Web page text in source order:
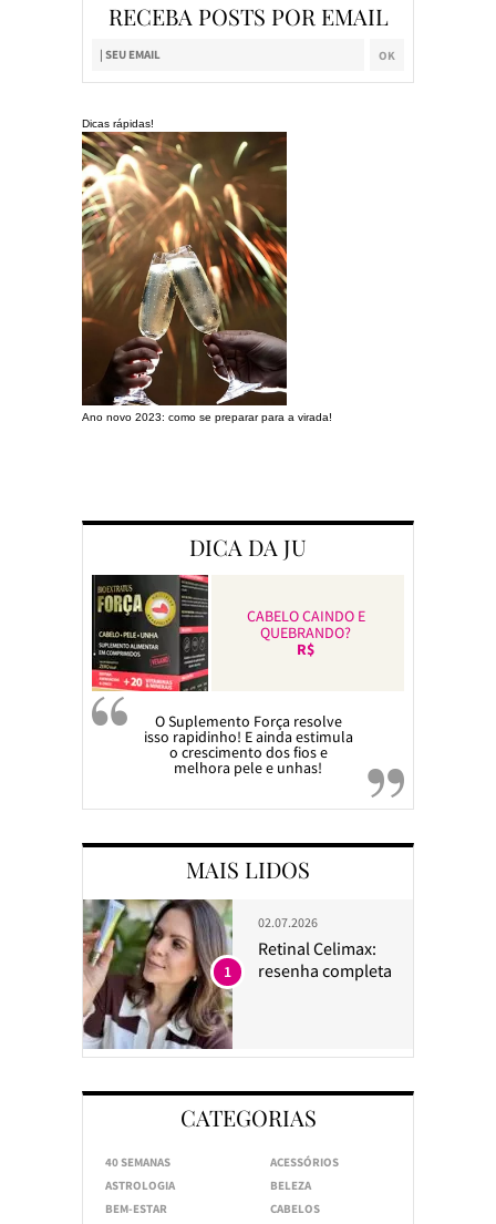
RECEBA POSTS POR EMAIL
Dicas rápidas!
Ano novo 2023: como se preparar para a virada!
DICA DA JU
CABELO CAINDO E
QUEBRANDO?
R$
O Suplemento Força resolve
isso rapidinho! E ainda estimula
o crescimento dos fios e
melhora pele e unhas!
MAIS LIDOS
02.07.2026
Retinal Celimax:
resenha completa
1
CATEGORIAS
40 SEMANAS
ACESSÓRIOS
ASTROLOGIA
BELEZA
BEM-ESTAR
CABELOS